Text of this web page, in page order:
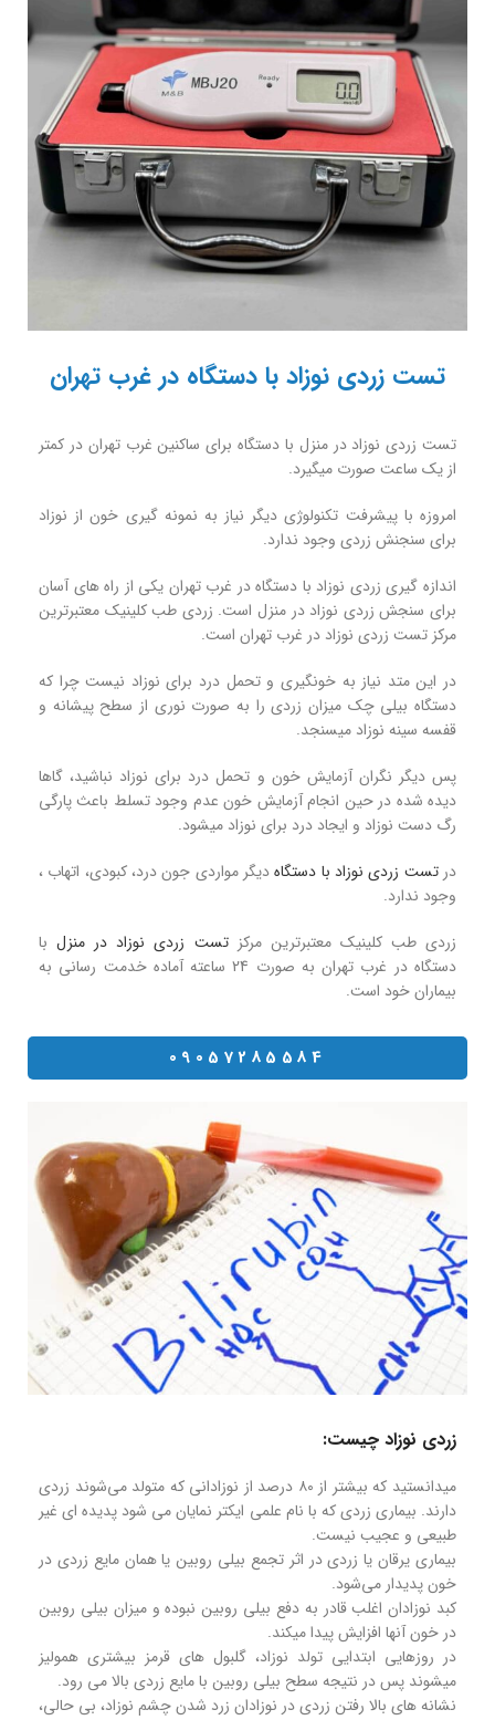
تست زردی نوزاد با دستگاه در غرب تهران
تست زردی نوزاد در منزل با دستگاه برای ساکنین غرب تهران در کمتر
از یک ساعت صورت میگیرد.
امروزه با پیشرفت تکنولوژی دیگر نیاز به نمونه گیری خون از نوزاد
برای سنجنش زردی وجود ندارد.
اندازه گیری زردی نوزاد با دستگاه در غرب تهران یکی از راه های آسان
برای سنجش زردی نوزاد در منزل است. زردی طب کلینیک معتبرترین
مرکز تست زردی نوزاد در غرب تهران است.
در این متد نیاز به خونگیری و تحمل درد برای نوزاد نیست چرا که
دستگاه بیلی چک میزان زردی را به صورت نوری از سطح پیشانه و
قفسه سینه نوزاد میسنجد.
پس دیگر نگران آزمایش خون و تحمل درد برای نوزاد نباشید، گاها
دیده شده در حین انجام آزمایش خون عدم وجود تسلط باعث پارگی
رگ دست نوزاد و ایجاد درد برای نوزاد میشود.
درتست زردی نوزاد با دستگاهدیگر مواردی جون درد، کبودی، اتهاب ،
وجود ندارد.
زردی طب کلینیک معتبرترین مرکزتست زردی نوزاد در منزلبا
دستگاه در غرب تهران به صورت 24 ساعته آماده خدمت رسانی به
بیماران خود است.
09057285584
زردی نوزاد چیست:
میدانستید که بیشتر از ۸۰ درصد از نوزادانی که متولد می‌شوند زردی
دارند. بیماری زردی که با نام علمی ایکتر نمایان می شود پدیده ای غیر
طبیعی و عجیب نیست.
بیماری یرقان یا زردی در اثر تجمع بیلی روبین یا همان مایع زردی در
خون پدیدار می‌شود.
کبد نوزادان اغلب قادر به دفع بیلی روبین نبوده و میزان بیلی روبین
در خون آنها افزایش پیدا میکند.
در روزهایی ابتدایی تولد نوزاد، گلبول های قرمز بیشتری همولیز
میشوند پس در نتیجه سطح بیلی روبین با مایع زردی بالا می رود.
نشانه های بالا رفتن زردی در نوزادان زرد شدن چشم نوزاد، بی حالی،